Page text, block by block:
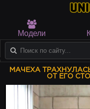
Модели
МАЧЕХА
ОТ ЕГО